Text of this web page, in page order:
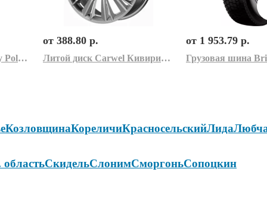
Зимняя шина Routeway Polargrip RY60 195/70R15C 104/102R
от 388.80 р.
Литой диск Carwel Кивиристи 7x17 5x114,3 ET35 D60,1
от 1 953.79 р.
КозловщинаКореличиКрасносельскийЛида
СкидельСлонимСморгоньСопоцкин